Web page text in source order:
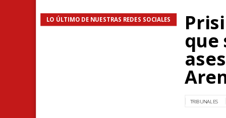
LO ÚLTIMO DE NUESTRAS REDES SOCIALES
que
TRIBUNALES